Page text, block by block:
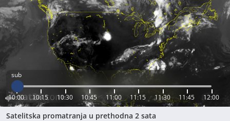
sub
10:00 10:15 10:30 10:45 11:00 11:15 11:30 11:45 12:00
Satelitska promatranja u prethodna 2 sata